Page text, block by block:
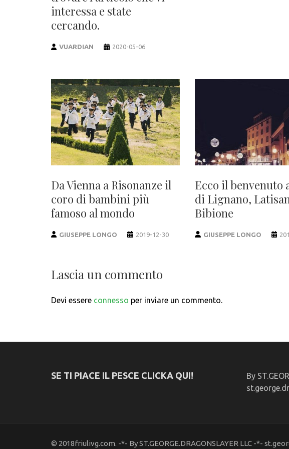
interessa e state
cercando.
VUARDIAN 2020-05-06
Da Vienna a Risonanze il
coro di bambini più
famoso al mondo
GIUSEPPE LONGO 2019-12-30
Ecco il benvenuto
di Lignano,
Bibione
GIUSEPPE LONGO
Lascia un commento
Devi essere connesso per inviare un commento.
SE TI PIACE IL PESCE CLICKA QUI!
By
© 2018friulivg.com. -*- By ST.GEORGE.DRAGONSLAYER LLC -*-